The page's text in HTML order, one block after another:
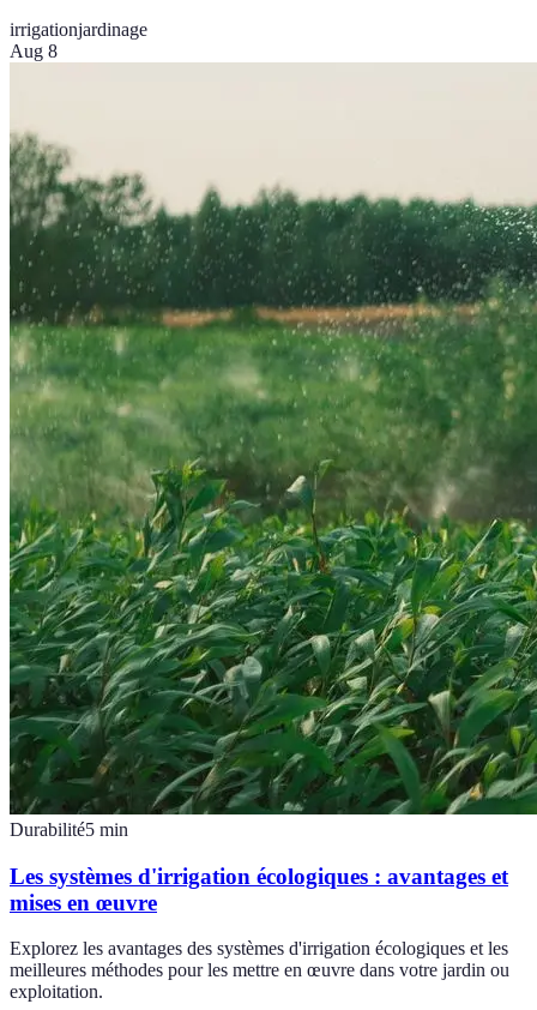
irrigationjardinage
Aug 8
Durabilité5 min
Les systèmes d'irrigation écologiques : avantages et
mises en œuvre
Explorez les avantages des systèmes d'irrigation écologiques et les
meilleures méthodes pour les mettre en œuvre dans votre jardin ou
exploitation.